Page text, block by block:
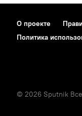
О проекте
Политика
© 2026 Sputnik